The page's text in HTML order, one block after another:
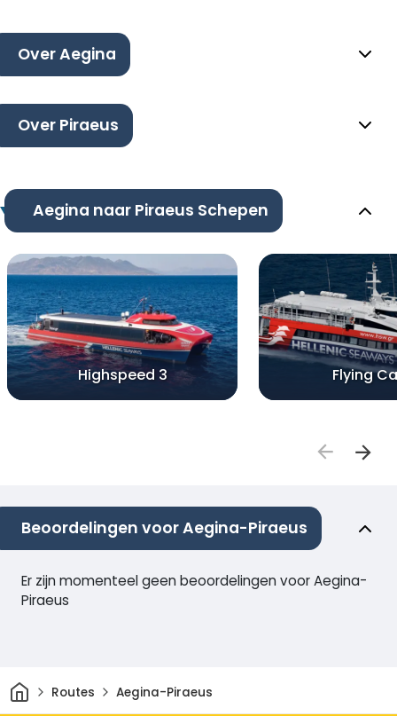
Over Aegina
Over Piraeus
Aegina naar Piraeus Schepen
Highspeed 3 Flying
Beoordelingen voor Aegina-Piraeus
Er zijn momenteel geen beoordelingen voor Aegina-
Piraeus
ThuisRoutes Aegina-Piraeus